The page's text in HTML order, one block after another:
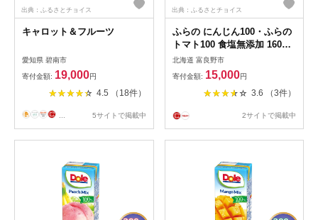
出典：ふるさとチョイス
キャロット＆フルーツ
愛知県 碧南市
寄付金額: 19,000円
4.5 （18件）
5サイトで掲載中
出典：ふるさとチョイス
ふらの にんじん100・ふらの
トマト100 食塩無添加 160g×
各15本セット_ 野菜ジュース
ジュース トマトジュース ニ
ンジンジュース 飲料 ドリン
ク 野菜 詰合せ セット 飲み比
贈答 ギフト おすすめ 人気 缶
北海道 富良野市
寄付金額: 15,000円
3.6 （3件）
2サイトで掲載中